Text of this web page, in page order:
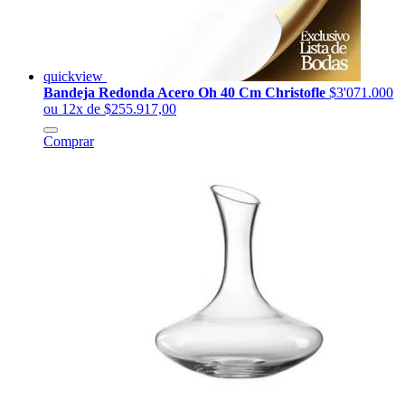
quickview
Bandeja Redonda Acero Oh 40 Cm Christofle $3'071.000
ou 12x de $255.917,00
Comprar